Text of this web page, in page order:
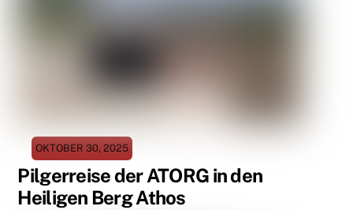
OKTOBER 30, 2025
Pilgerreise der ATORG in den
Heiligen Berg Athos